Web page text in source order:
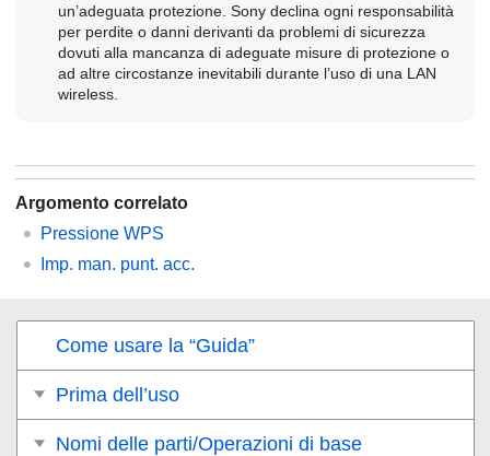
un’adeguata protezione. Sony declina ogni responsabilità
per perdite o danni derivanti da problemi di sicurezza
dovuti alla mancanza di adeguate misure di protezione o
ad altre circostanze inevitabili durante l’uso di una LAN
wireless.
Argomento correlato
Pressione WPS
Imp. man. punt. acc.
Come usare la “Guida”
Prima dell’uso
Nomi delle parti/Operazioni di base